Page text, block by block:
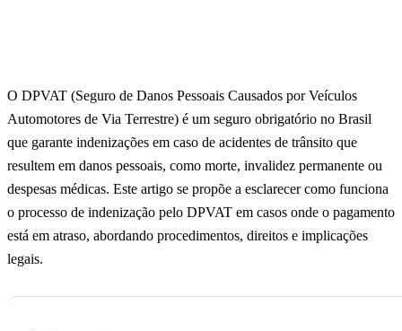
O DPVAT (Seguro de Danos Pessoais Causados por Veículos
Automotores de Via Terrestre) é um seguro obrigatório no Brasil
que garante indenizações em caso de acidentes de trânsito que
resultem em danos pessoais, como morte, invalidez permanente ou
despesas médicas. Este artigo se propõe a esclarecer como funciona
o processo de indenização pelo DPVAT em casos onde o pagamento
está em atraso, abordando procedimentos, direitos e implicações
legais.